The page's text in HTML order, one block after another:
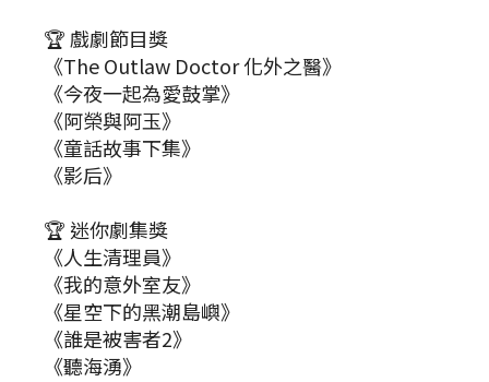
🏆 戲劇節目獎
《The Outlaw Doctor 化外之醫》
《今夜一起為愛鼓掌》
《阿榮與阿玉》
《童話故事下集》
《影后》
🏆 迷你劇集獎
《人生清理員》
《我的意外室友》
《星空下的黑潮島嶼》
《誰是被害者2》
《聽海湧》